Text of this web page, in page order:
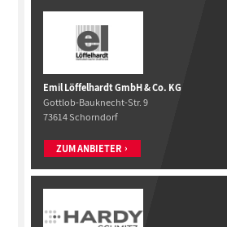
Emil Löffelhardt GmbH & Co. KG
Gottlob-Bauknecht-Str. 9
73614 Schorndorf
ZUM ANBIETER